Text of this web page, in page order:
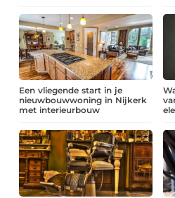
Een vliegende start in je
nieuwbouwwoning in Nijkerk
met interieurbouw